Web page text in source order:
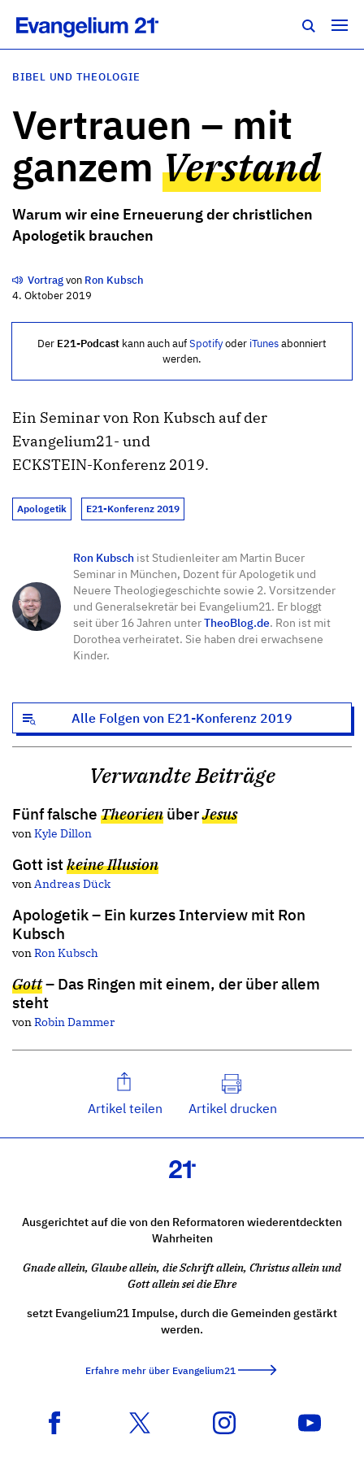
BIBEL UND THEOLOGIE
Vertrauen – mit
ganzem Verstand
Warum wir eine Erneuerung der christlichen
Apologetik brauchen
Vortragvon Ron Kubsch
4. Oktober 2019
Der E21-Podcast kann auch aufSpotifyoder iTunesabonniert
werden.
Ein Seminar von Ron Kubsch auf der
Evangelium21- und
ECKSTEIN-Konferenz 2019.
Apologetik E21-Konferenz 2019
Ron Kubsch ist Studienleiter am Martin Bucer
Seminar in München, Dozent für Apologetik und
Neuere Theologiegeschichte sowie 2. Vorsitzender
und Generalsekretär bei Evangelium21. Er bloggt
seit über 16 Jahren unterTheoBlog.de. Ron ist mit
Dorothea verheiratet. Sie haben drei erwachsene
Kinder.
Alle Folgen von E21-Konferenz 2019
Verwandte Beiträge
Fünf falsche Theorien überJesus
vonKyle Dillon
Gott istkeine Illusion
vonAndreas Dück
Apologetik – Ein kurzes Interview mit Ron
Kubsch
vonRon Kubsch
Gott– Das Ringen mit einem, der über allem
steht
vonRobin Dammer
Artikel teilen Artikel drucken
Ausgerichtet auf die von den Reformatoren wiederentdeckten
Wahrheiten
Gnade allein, Glaube allein, die Schrift allein, Christus allein und
Gott allein sei die Ehre
setzt Evangelium21 Impulse, durch die Gemeinden gestärkt
werden.
Erfahre mehr über Evangelium21